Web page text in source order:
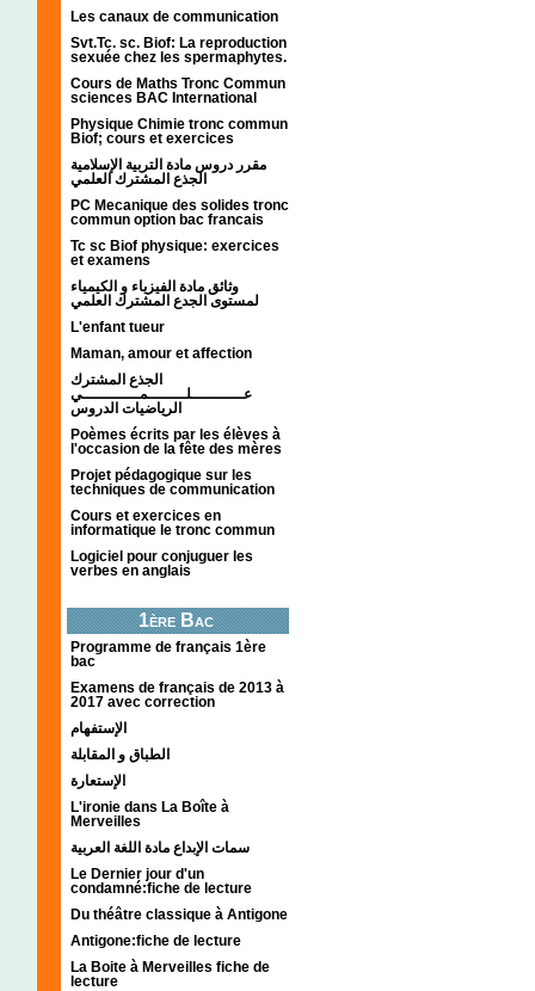
Les canaux de communication
Svt.Tc. sc. Biof: La reproduction
sexuée chez les spermaphytes.
Cours de Maths Tronc Commun
sciences BAC International
Physique Chimie tronc commun
Biof; cours et exercices
مقرر دروس مادة التربية الإسلامية
الجذع المشترك العلمي
PC Mecanique des solides tronc
commun option bac francais
Tc sc Biof physique: exercices
et examens
وثائق مادة الفيزياء و الكيمياء
L'enfant tueur
Maman, amour et affection
الجذع المشترك
عـــــــــــلــــــــمــــــــــــي
الرياضيات الدروس
Poèmes écrits par les élèves à
l'occasion de la fête des mères
Projet pédagogique sur les
techniques de communication
Cours et exercices en
informatique le tronc commun
Logiciel pour conjuguer les
verbes en anglais
1ère Bac
Programme de français 1ère
bac
Examens de français de 2013 à
2017 avec correction
الإستفهام
الطباق و المقابلة
الإستعارة
L'ironie dans La Boîte à
Merveilles
سمات الإبداع مادة اللغة العربية
Le Dernier jour d'un
condamné:fiche de lecture
Du théâtre classique à Antigone
Antigone:fiche de lecture
La Boite à Merveilles fiche de
lecture